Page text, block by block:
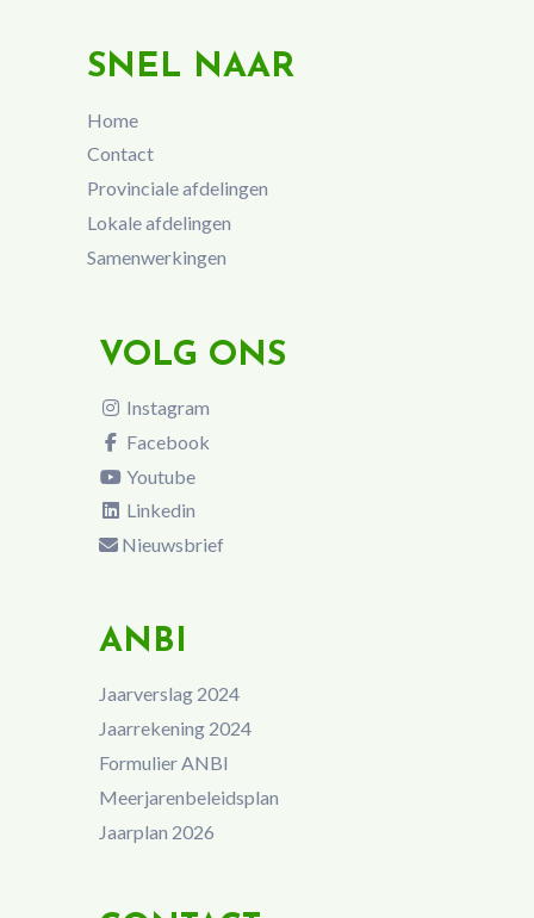
SNEL NAAR
Home
Contact
Provinciale afdelingen
Lokale afdelingen
Samenwerkingen
VOLG ONS
Instagram
Facebook
Youtube
Linkedin
Nieuwsbrief
ANBI
Jaarverslag 2024
Jaarrekening 2024
Formulier ANBI
Meerjarenbeleidsplan
Jaarplan 2026